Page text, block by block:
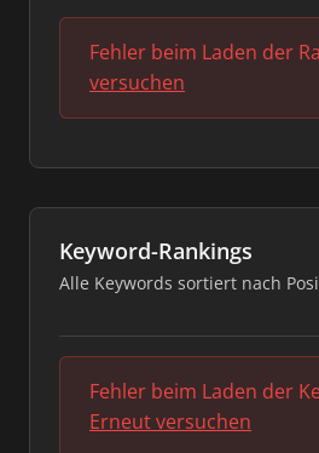
Fehler beim Laden der
versuchen
Keyword-Rankings
Alle Keywords sortiert nach
Fehler beim Laden der
Erneut versuchen